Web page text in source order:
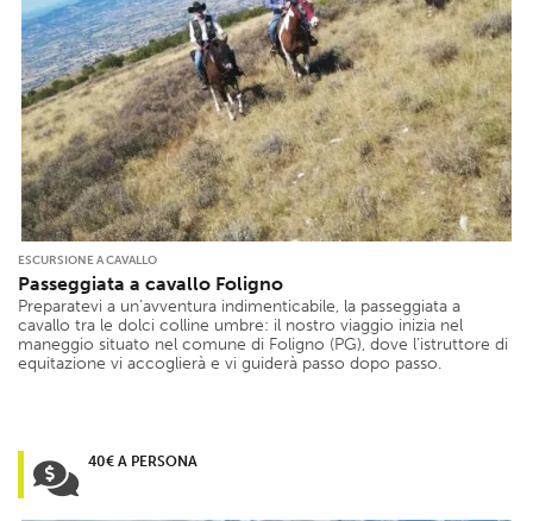
ESCURSIONE A CAVALLO
Passeggiata a cavallo Foligno
Preparatevi a un’avventura indimenticabile, la passeggiata a
cavallo tra le dolci colline umbre: il nostro viaggio inizia nel
maneggio situato nel comune di Foligno (PG), dove l’istruttore di
equitazione vi accoglierà e vi guiderà passo dopo passo.
40€ A PERSONA